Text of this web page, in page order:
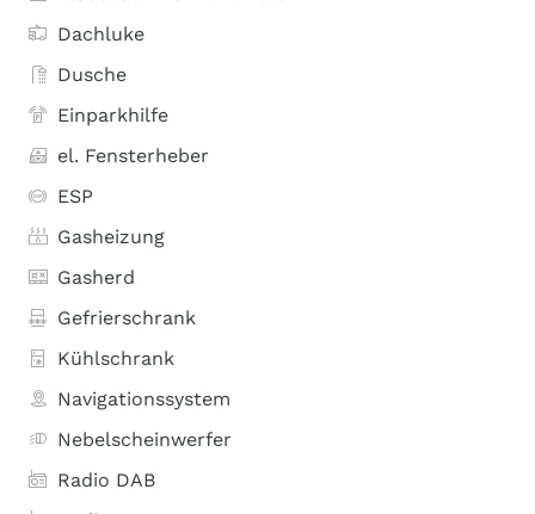
Dachluke
Dusche
Einparkhilfe
el. Fensterheber
ESP
Gasheizung
Gasherd
Gefrierschrank
Kühlschrank
Navigationssystem
Nebelscheinwerfer
Radio DAB